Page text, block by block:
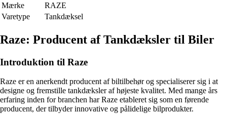
Mærke
RAZE
Varetype
Tankdæksel
Raze: Producent af Tankdæksler til Biler
Introduktion til Raze
Raze er en anerkendt producent af biltilbehør og specialiserer sig i at
designe og fremstille tankdæksler af højeste kvalitet. Med mange års
erfaring inden for branchen har Raze etableret sig som en førende
producent, der tilbyder innovative og pålidelige bilprodukter.